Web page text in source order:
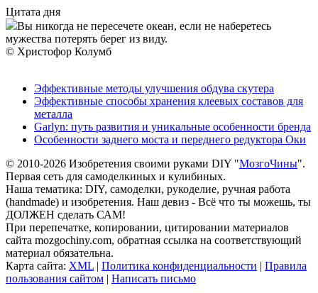
Цитата дня
Вы никогда не пересечете океан, если не наберетесь
мужества потерять берег из виду.
© Христофор Колумб
Эффективные методы улучшения обдува скутера
Эффективные способы хранения клеевых составов для
металла
Garlyn: путь развития и уникальные особенности бренда
Особенности заднего моста и переднего редуктора Оки
© 2010-2026 Изобретения своими руками DIY "МозгоЧины".
Первая сеть для самоделкиных и кулибиных.
Наша тематика: DIY, самоделки, рукоделие, ручная работа
(handmade) и изобретения. Наш девиз - Всё что ты можешь, ты
ДОЛЖЕН сделать САМ!
При перепечатке, копировании, цитировании материалов
сайта mozgochiny.com, обратная ссылка на соответствующий
материал обязательна.
Карта сайта: XML | Политика конфиденциальности | Правила
пользования сайтом | Написать письмо